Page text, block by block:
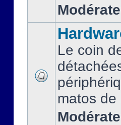
Le coin
matos de